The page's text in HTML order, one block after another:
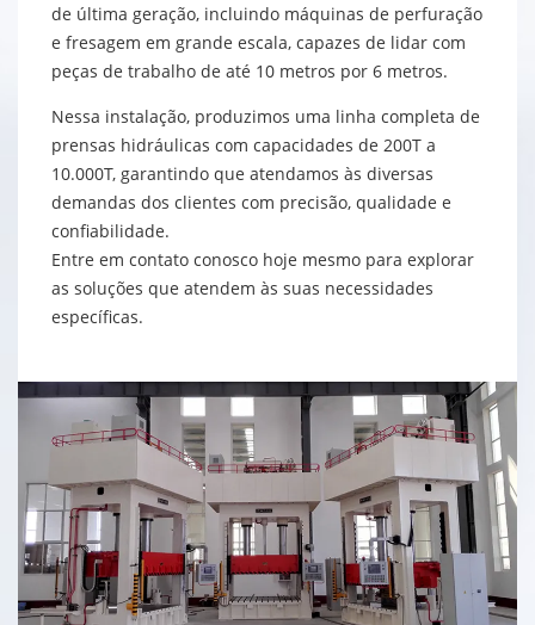
de última geração, incluindo máquinas de perfuração
e fresagem em grande escala, capazes de lidar com
peças de trabalho de até 10 metros por 6 metros.
Nessa instalação, produzimos uma linha completa de
prensas hidráulicas com capacidades de 200T a
10.000T, garantindo que atendamos às diversas
demandas dos clientes com precisão, qualidade e
confiabilidade.
Entre em contato conosco hoje mesmo para explorar
as soluções que atendem às suas necessidades
específicas.